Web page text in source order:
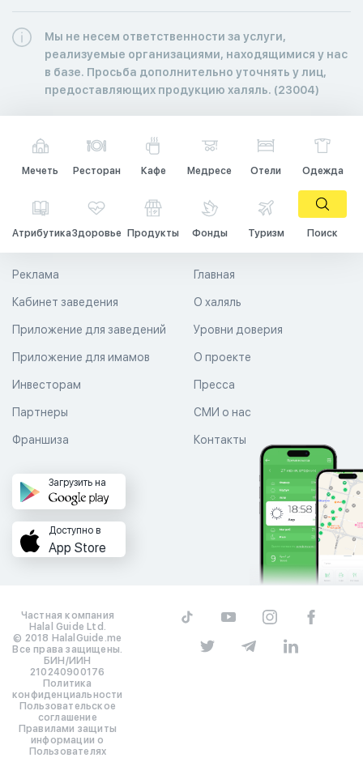
Мы не несем ответственности за услуги,
реализуемые организациями, находящимися у нас
в базе. Просьба дополнительно уточнять у лиц,
предоставляющих продукцию халяль. (23004)
Мечеть Ресторан Кафе Медресе Отели Одежда
АтрибутикаЗдоровье Продукты Фонды Туризм Поиск
Главная
О халяль
Уровни доверия
Реклама
Кабинет заведения
Приложение для заведений
Приложение для имамов О проекте
Пресса
СМИ о нас
Контакты
Инвесторам
Партнеры
Франшиза
Загрузить на
Доступно в
App Store
Частная компания
Halal Guide Ltd.
© 2018 HalalGuide.me
Все права защищены.
БИН/ИИН
210240900176
Политика
конфиденциальности
Пользовательское
соглашение
Правилами защиты
информации о
Пользователях